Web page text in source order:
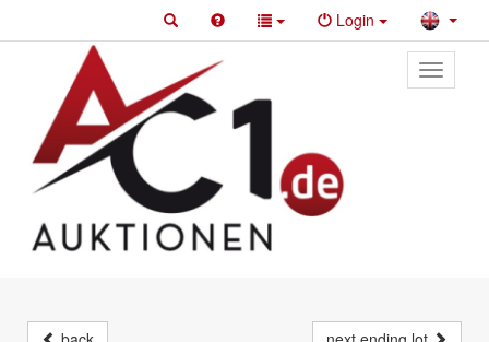
Login
Toggle
primary